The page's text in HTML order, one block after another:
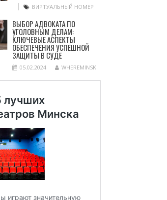
ВИРТУАЛЬНЫЙ НОМЕР
ВЫБОР АДВОКАТА ПО
УГОЛОВНЫМ ДЕЛАМ:
КЛЮЧЕВЫЕ АСПЕКТЫ
ОБЕСПЕЧЕНИЯ УСПЕШНОЙ
ЗАЩИТЫ В СУДЕ
05.02.2024 WHEREMINSK